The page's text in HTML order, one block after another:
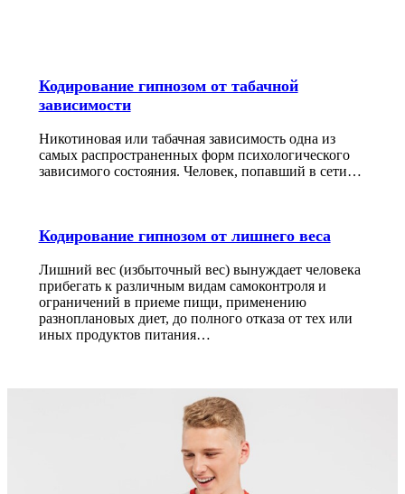
Кодирование гипнозом от табачной
зависимости
Никотиновая или табачная зависимость одна из
самых распространенных форм психологического
зависимого состояния. Человек, попавший в сети…
Кодирование гипнозом от лишнего веса
Лишний вес (избыточный вес) вынуждает человека
прибегать к различным видам самоконтроля и
ограничений в приеме пищи, применению
разноплановых диет, до полного отказа от тех или
иных продуктов питания…